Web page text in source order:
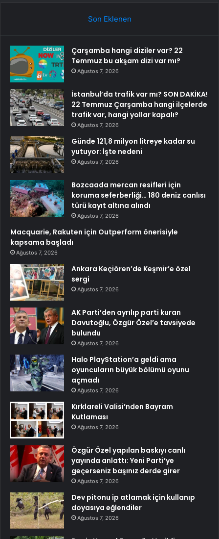
Son Eklenen
Çarşamba hangi diziler var? 22
Temmuz bu akşam dizi var mı?
Ağustos 7, 2026
İstanbul’da trafik var mı? SON DAKİKA!
22 Temmuz Çarşamba hangi ilçelerde
trafik var, hangi yollar kapalı?
Ağustos 7, 2026
Günde 121,8 milyon litreye kadar su
yutuyor: İşte nedeni
Ağustos 7, 2026
Bozcaada mercan resifleri için
koruma seferberliği… 180 deniz canlısı
türü kayıt altına alındı
Ağustos 7, 2026
Macquarie, Rakuten için Outperform önerisiyle
kapsama başladı
Ağustos 7, 2026
Ankara Keçiören’de Keşmir’e özel
sergi
Ağustos 7, 2026
AK Parti’den ayrılıp parti kuran
Davutoğlu, Özgür Özel’e tavsiyede
bulundu
Ağustos 7, 2026
Halo PlayStation’a geldi ama
oyuncuların büyük bölümü oyunu
açmadı
Ağustos 7, 2026
Kırklareli Valisi’nden Bayram
Kutlaması
Ağustos 7, 2026
Özgür Özel yapılan baskıyı canlı
yayında anlattı: Yeni Parti’ye
geçerseniz başınız derde girer
Ağustos 7, 2026
Dev pitonu ip atlamak için kullanıp
doyasıya eğlendiler
Ağustos 7, 2026